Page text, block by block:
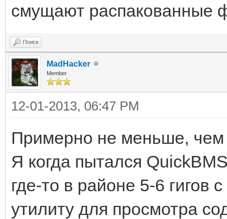
смущают распакованные
Поиск
MadHacker
Member
12-01-2013, 06:47 PM
Примерно не меньше,
Я когда пытался
где-то в районе 5-6
утилиту для просмотра